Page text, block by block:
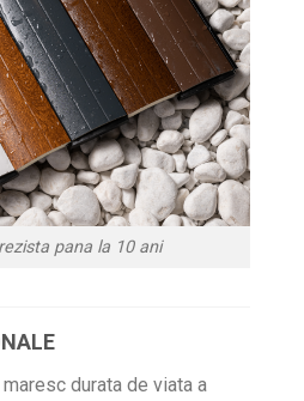
pana la 10 ani
durata de viata a